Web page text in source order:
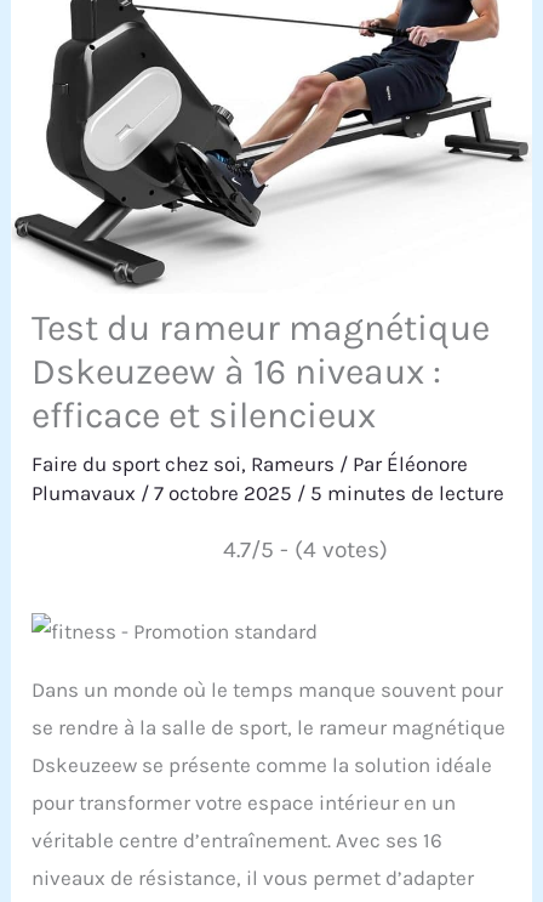
Test du rameur magnétique
Dskeuzeew à 16 niveaux :
efficace et silencieux
Faire du sport chez soi, Rameurs / Par Éléonore
Plumavaux /7 octobre 2025 / 5 minutes de lecture
4.7/5 - (4 votes)
Dans un monde où le temps manque souvent pour
se rendre à la salle de sport, le rameur magnétique
Dskeuzeew se présente comme la solution idéale
pour transformer votre espace intérieur en un
véritable centre d’entraînement. Avec ses 16
niveaux de résistance, il vous permet d’adapter